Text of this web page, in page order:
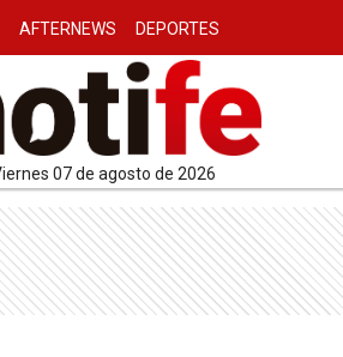
AFTERNEWS DEPORTES
viernes 07 de agosto de 2026